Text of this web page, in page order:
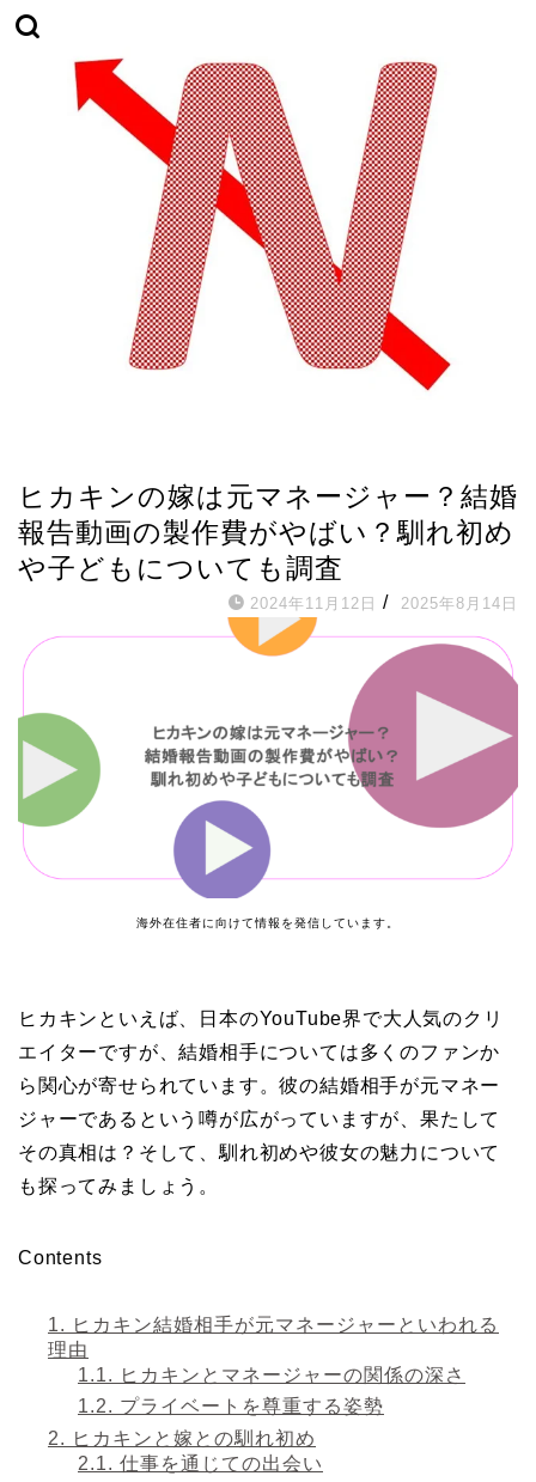
ヒカキンの嫁は元マネージャー？結婚
報告動画の製作費がやばい？馴れ初め
や子どもについても調査
2024年11月12日 / 2025年8月14日
海外在住者に向けて情報を発信しています。
ヒカキンといえば、日本のYouTube界で大人気のクリ
エイターですが、結婚相手については多くのファンか
ら関心が寄せられています。彼の結婚相手が元マネー
ジャーであるという噂が広がっていますが、果たして
その真相は？そして、馴れ初めや彼女の魅力について
も探ってみましょう。
Contents
1. ヒカキン結婚相手が元マネージャーといわれる
理由
1.1. ヒカキンとマネージャーの関係の深さ
1.2. プライベートを尊重する姿勢
2. ヒカキンと嫁との馴れ初め
2.1. 仕事を通じての出会い